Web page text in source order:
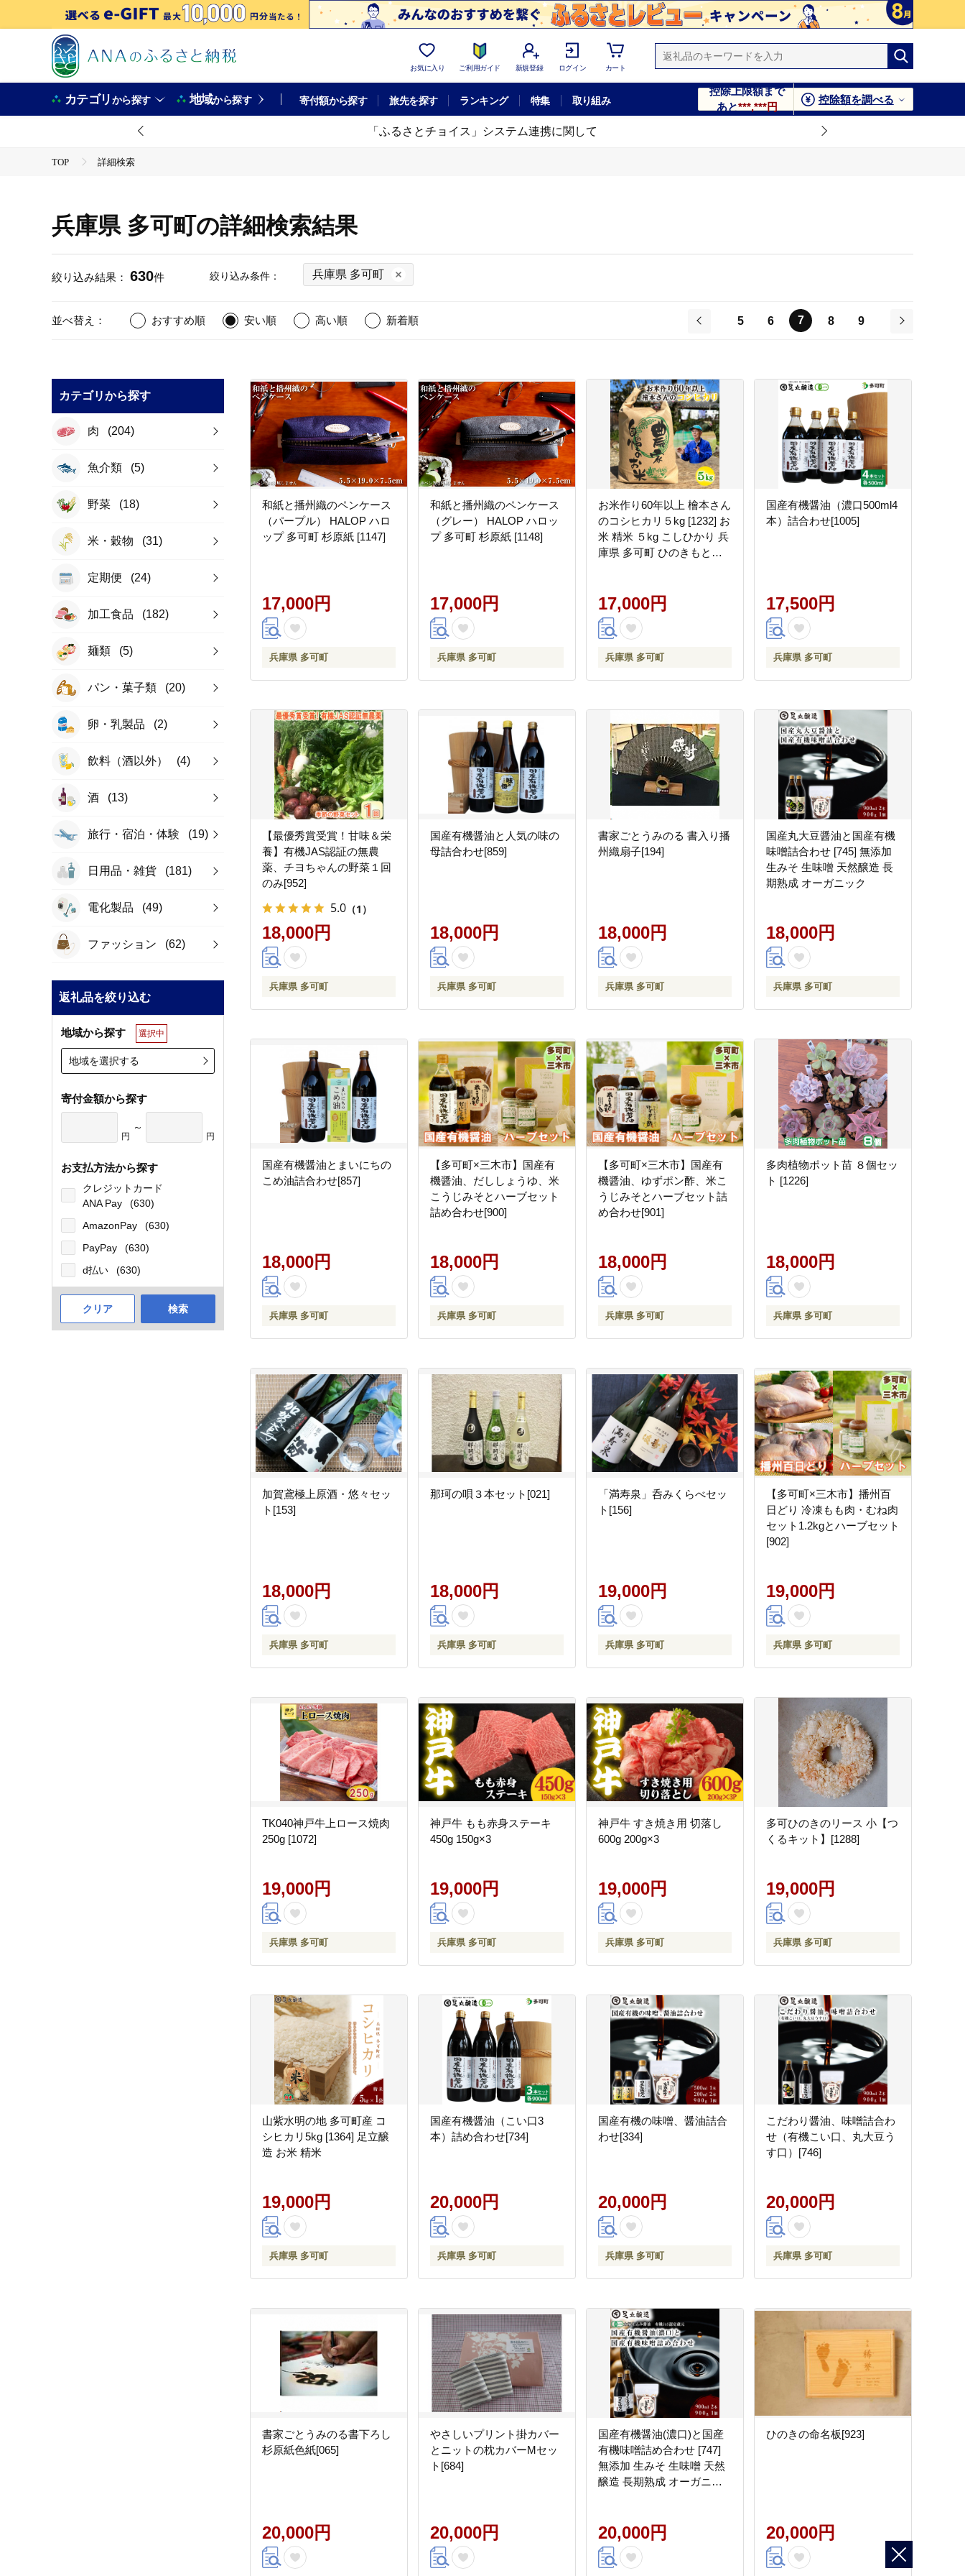
お気に入り ご利用ガイド 新規登録 ログイン カート
カテゴリから探す 地域から探す 寄付額から探す 旅先を探す ランキング 特集 取り組み
控除上限額まで
あと***,***円
控除額を調べる
「ふるさとチョイス」システム連携に関して
TOP 詳細検索
兵庫県 多可町の詳細検索結果
絞り込み結果： 630件 絞り込み条件： 兵庫県 多可町
並べ替え： おすすめ順 安い順 高い順
新着順
5 6 7 8
9
カテゴリから探す
肉 (204)
魚介類 (5)
野菜 (18)
米・穀物 (31)
定期便 (24)
加工食品 (182)
麺類 (5)
パン・菓子類 (20)
卵・乳製品 (2)
飲料（酒以外） (4)
酒 (13)
旅行・宿泊・体験 (19)
日用品・雑貨 (181)
電化製品 (49)
ファッション (62)
返礼品を絞り込む
地域から探す 選択中
地域を選択する
寄付金額から探す
円
～
円
お支払方法から探す
クレジットカード
ANA Pay
(630)
AmazonPay
(630)
PayPay
(630)
d払い
(630)
クリア 検索
和紙と播州織のペンケース
（パープル） HALOP ハロ
ップ 多可町 杉原紙 [1147]
17,000円
兵庫県 多可町
和紙と播州織のペンケース
（グレー） HALOP ハロッ
プ 多可町 杉原紙 [1148]
17,000円
兵庫県 多可町
お米作り60年以上 檜本さん
のコシヒカリ５kg [1232] お
米 精米 ５kg こしひかり 兵
庫県 多可町 ひのきもとさ
17,000円
兵庫県 多可町
国産有機醤油（濃口500ml4
本）詰合わせ[1005]
17,500円
兵庫県 多可町
【最優秀賞受賞！甘味＆栄
養】有機JAS認証の無農
薬、チヨちゃんの野菜１回
のみ[952]
5.0 （1）
18,000円
兵庫県 多可町
国産有機醤油と人気の味の
母詰合わせ[859]
18,000円
兵庫県 多可町
書家ごとうみのる 書入り播
州織扇子[194]
18,000円
兵庫県 多可町
国産丸大豆醤油と国産有機
味噌詰合わせ [745] 無添加
生みそ 生味噌 天然醸造 長
期熟成 オーガニック
18,000円
兵庫県 多可町
国産有機醤油とまいにちの
こめ油詰合わせ[857]
18,000円
兵庫県 多可町
【多可町×三木市】国産有
機醤油、だししょうゆ、米
こうじみそとハーブセット
詰め合わせ[900]
18,000円
兵庫県 多可町
【多可町×三木市】国産有
機醤油、ゆずポン酢、米こ
うじみそとハーブセット詰
め合わせ[901]
18,000円
兵庫県 多可町
多肉植物ポット苗 ８個セッ
ト [1226]
18,000円
兵庫県 多可町
加賀鳶極上原酒・悠々セッ
ト[153]
18,000円
兵庫県 多可町
那珂の唄３本セット[021]
18,000円
兵庫県 多可町
「満寿泉」呑みくらべセッ
ト[156]
19,000円
兵庫県 多可町
【多可町×三木市】播州百
日どり 冷凍もも肉・むね肉
セット1.2kgとハーブセット
[902]
19,000円
兵庫県 多可町
TK040神戸牛上ロース焼肉
250g [1072]
19,000円
兵庫県 多可町
神戸牛 もも赤身ステーキ
450g 150g×3
19,000円
兵庫県 多可町
神戸牛 すき焼き用 切落し
600g 200g×3
19,000円
兵庫県 多可町
多可ひのきのリース 小【つ
くるキット】[1288]
19,000円
兵庫県 多可町
山紫水明の地 多可町産 コ
シヒカリ5kg [1364] 足立醸
造 お米 精米
19,000円
兵庫県 多可町
国産有機醤油（こい口3
本）詰め合わせ[734]
20,000円
兵庫県 多可町
国産有機の味噌、醤油詰合
わせ[334]
20,000円
兵庫県 多可町
こだわり醤油、味噌詰合わ
せ（有機こい口、丸大豆う
す口）[746]
20,000円
兵庫県 多可町
書家ごとうみのる書下ろし
杉原紙色紙[065]
20,000円
やさしいプリント掛カバー
とニットの枕カバーMセッ
ト[684]
20,000円
国産有機醤油(濃口)と国産
有機味噌詰め合わせ [747]
無添加 生みそ 生味噌 天然
醸造 長期熟成 オーガニッ
20,000円
ひのきの命名板[923]
20,000円